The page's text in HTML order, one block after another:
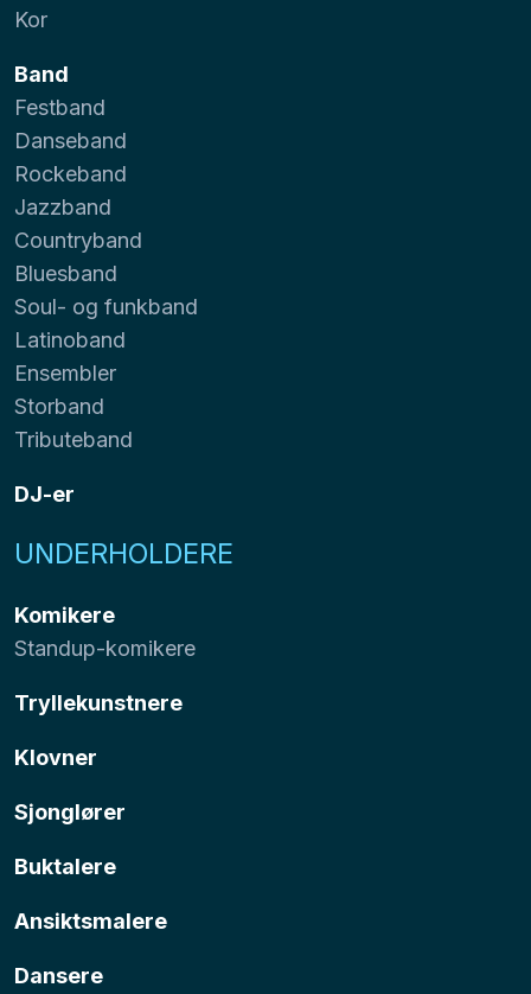
Kor
Band
Festband
Danseband
Rockeband
Jazzband
Countryband
Bluesband
Soul- og funkband
Latinoband
Ensembler
Storband
Tributeband
DJ-er
UNDERHOLDERE
Komikere
Standup-komikere
Tryllekunstnere
Klovner
Sjonglører
Buktalere
Ansiktsmalere
Dansere